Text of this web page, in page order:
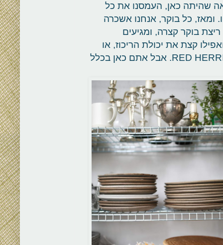
שהיתה כאן, העמסנו את כל
ומאז, כל בוקר, אנחנו אשכרה
בוקר קצרה, ומגיעים
קצת את יכולת הריכוז, או
כמו שהמורה הבריטי של הילדים אומר את ה: RED HERRING. אבל אתם כאן בכלל